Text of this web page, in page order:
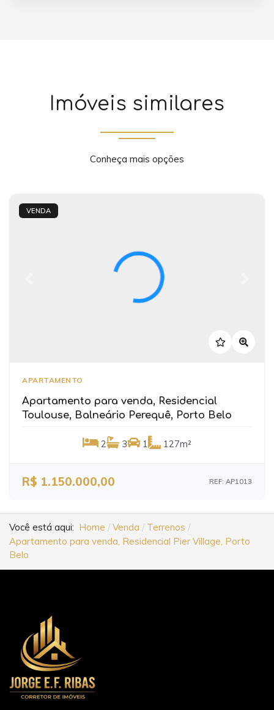
Imóveis similares
Conheça mais opções
VENDA
APARTAMENTO
Apartamento para venda, Residencial
Toulouse, Balneário Perequê, Porto Belo
2 3 1 127m²
R$ 1.150.000,00 REF: AP1013
Você está aqui: Home Venda
Terrenos
Apartamento para venda, Residencial Pier Village, Porto
Belo